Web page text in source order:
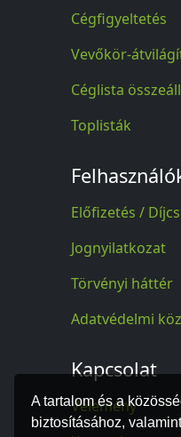
A tartalom és a
biztosításához,
Cégfigyeltetés
Vevőkör-
Céglista
Toplisták
Előfizetés /
Jognyilatkozat
Törvényi háttér
Adatvédelmi
Kapcsolat
Vélemény